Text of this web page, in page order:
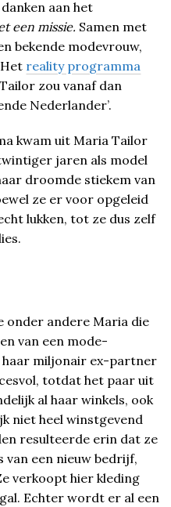
aan het
een missie. Samen met
bekende modevrouw,
reality programma
zou vanaf dan
Nederlander’.
kwam uit Maria Tailor
jaren als model
droomde stiekem van
ze er voor opgeleid
lukken, tot ze dus zelf
onder andere Maria die
van een mode-
haar miljonair ex-partner
totdat het paar uit
al haar winkels, ook
niet heel winstgevend
resulteerde erin dat ze
een nieuw bedrijf,
verkoopt hier kleding
Echter wordt er al een